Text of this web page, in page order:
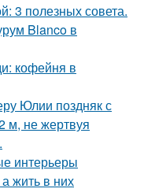
3 полезных совета.
Blanco в
кофейня в
Юлии поздняк с
м, не жертвуя
интерьеры
жить в них